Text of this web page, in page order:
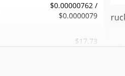
$0.00000762 /
$0.0000079
$17.73